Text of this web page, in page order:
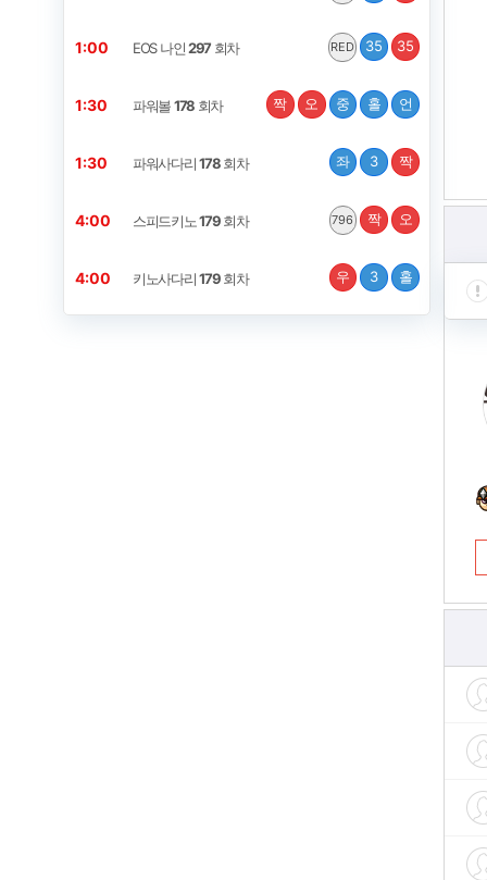
0:59 EOS 나인297 회차 RED 35 35
1:29 파워볼178회차 짝 오 중 홀 언
1:29 파워사다리178회차 좌 3 짝
3:59 스피드키노179회차 796 짝 오
3:59 키노사다리179회차 우 3 홀